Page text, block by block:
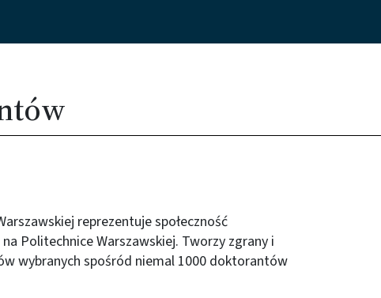
reprezentuje społeczność
Politechnice Warszawskiej. Tworzy zgrany i
wybranych spośród niemal 1000 doktorantów